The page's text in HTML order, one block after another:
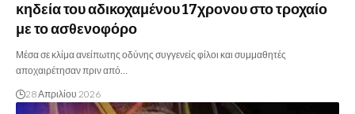
κηδεία του αδικοχαμένου 17χρονου στο τροχαίο
με το ασθενοφόρο
Μέσα σε κλίμα ανείπωτης οδύνης συγγενείς φίλοι και συμμαθητές
αποχαιρέτησαν πριν από…
28 Απριλίου 2026